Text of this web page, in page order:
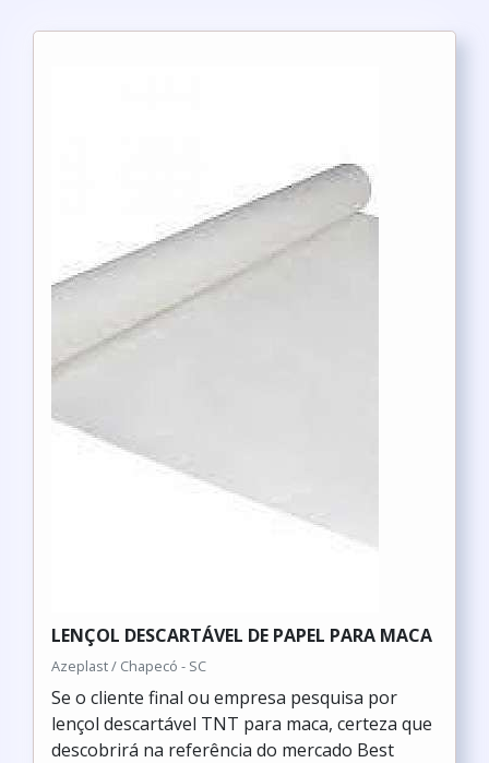
LENÇOL DESCARTÁVEL DE PAPEL PARA MACA
Azeplast / Chapecó - SC
Se o cliente final ou empresa pesquisa por
lençol descartável TNT para maca, certeza que
descobrirá na referência do mercado Best